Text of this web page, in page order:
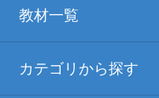
教材一覧
カテゴリから探す